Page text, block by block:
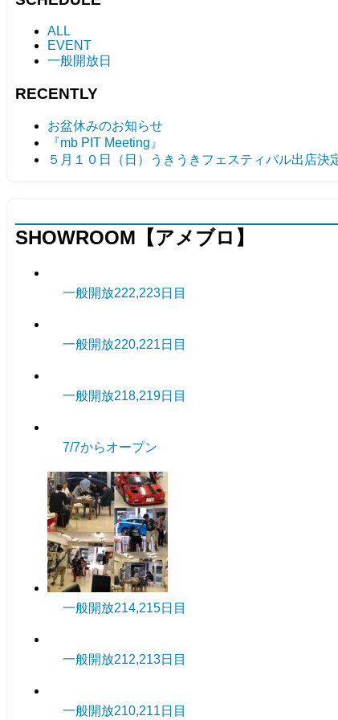
ALL
EVENT
一般開放日
RECENTLY
お盆休みのお知らせ
『mb PIT Meeting』
５月１０日（日）うきうきフェスティバル出店決
SHOWROOM【アメブロ】
一般開放222,223日目
一般開放220,221日目
一般開放218,219日目
7/7からオープン
一般開放214,215日目
一般開放212,213日目
一般開放210,211日目